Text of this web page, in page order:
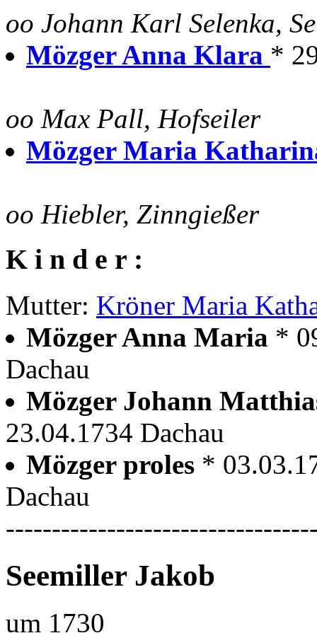
oo Johann Karl Selenka,
Mözger Anna Klara *
oo Max Pall, Hofseiler
Mözger Maria
oo Hiebler, Zinngießer
K i n d e r :
Mutter: Kröner Maria
Mözger Anna Maria *
Dachau
Mözger Johann
23.04.1734 Dachau
Mözger proles *
Dachau
Seemiller Jakob
um 1730